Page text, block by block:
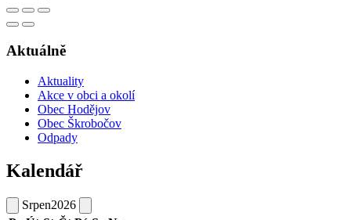
Aktuálně
Aktuality
Akce v obci a okolí
Obec Hodějov
Obec Škrobočov
Odpady
Kalendář
Srpen2026